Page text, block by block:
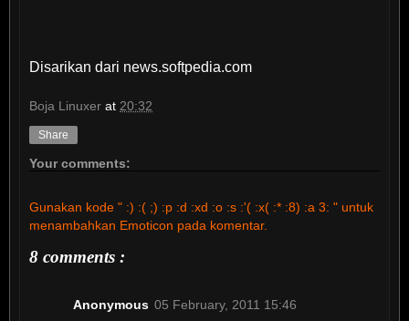
Disarikan dari news.softpedia.com
Boja Linuxer at20:32
Share
Your comments:
Gunakan kode " :) :( ;) :p :d :xd :o :s :'( :x( :* :8) :a 3: " untuk
menambahkan Emoticon pada komentar.
8 comments :
Anonymous 05 February, 2011 15:46